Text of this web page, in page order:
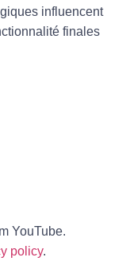
influencent
finales
YouTube.
policy.